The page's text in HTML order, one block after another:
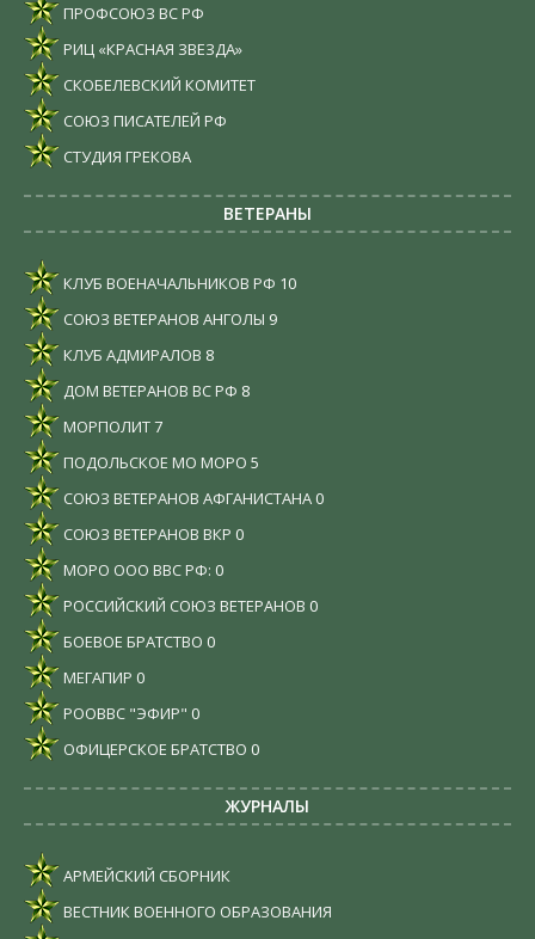
ПРОФСОЮЗ ВС РФ
РИЦ «КРАСНАЯ ЗВЕЗДА»
СКОБЕЛЕВСКИЙ КОМИТЕТ
СОЮЗ ПИСАТЕЛЕЙ РФ
СТУДИЯ ГРЕКОВА
ВЕТЕРАНЫ
КЛУБ ВОЕНАЧАЛЬНИКОВ РФ 10
СОЮЗ ВЕТЕРАНОВ АНГОЛЫ 9
КЛУБ АДМИРАЛОВ 8
ДОМ ВЕТЕРАНОВ ВС РФ 8
МОРПОЛИТ7
ПОДОЛЬСКОЕ МО МОРО 5
СОЮЗ ВЕТЕРАНОВ АФГАНИСТАНА 0
СОЮЗ ВЕТЕРАНОВ ВКР 0
МОРО ООО ВВС РФ: 0
РОССИЙСКИЙ СОЮЗ ВЕТЕРАНОВ 0
БОЕВОЕ БРАТСТВО 0
МЕГАПИР 0
РООВВС "ЭФИР" 0
ОФИЦЕРСКОЕ БРАТСТВО 0
ЖУРНАЛЫ
АРМЕЙСКИЙ СБОРНИК
ВЕСТНИК ВОЕННОГО ОБРАЗОВАНИЯ